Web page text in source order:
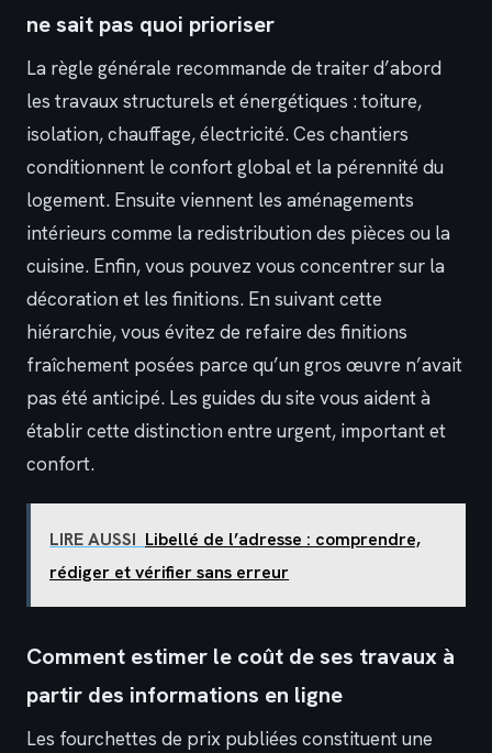
ne sait pas quoi prioriser
La règle générale recommande de traiter d’abord
les travaux structurels et énergétiques : toiture,
isolation, chauffage, électricité. Ces chantiers
conditionnent le confort global et la pérennité du
logement. Ensuite viennent les aménagements
intérieurs comme la redistribution des pièces ou la
cuisine. Enfin, vous pouvez vous concentrer sur la
décoration et les finitions. En suivant cette
hiérarchie, vous évitez de refaire des finitions
fraîchement posées parce qu’un gros œuvre n’avait
pas été anticipé. Les guides du site vous aident à
établir cette distinction entre urgent, important et
confort.
LIRE AUSSI Libellé de l’adresse : comprendre,
rédiger et vérifier sans erreur
Comment estimer le coût de ses travaux à
partir des informations en ligne
Les fourchettes de prix publiées constituent une